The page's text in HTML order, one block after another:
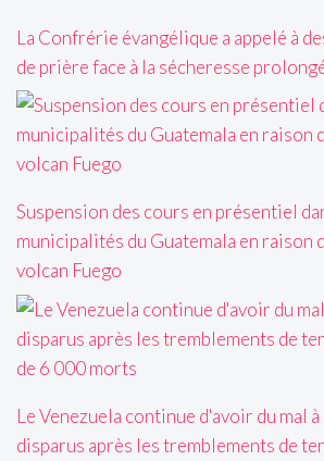
La Confrérie évangélique a appelé à
de prière face à la sécheresse
Suspension des cours en présentiel
municipalités du Guatemala en raison
volcan Fuego
Le Venezuela continue d'avoir du mal
disparus après les tremblements de